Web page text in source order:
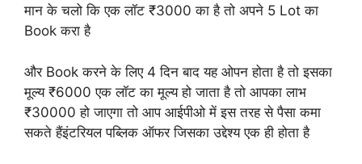
मान के चलो कि एक लॉट ₹3000 का है तो अपने 5 Lot का
Book करा है
और Book करने के लिए 4 दिन बाद यह ओपन होता है तो इसका
मूल्य ₹6000 एक लॉट का मूल्य हो जाता है तो आपका लाभ
₹30000 हो जाएगा तो आप आईपीओ में इस तरह से पैसा कमा
सकते हैंइंटरियल पब्लिक ऑफर जिसका उद्देश्य एक ही होता है